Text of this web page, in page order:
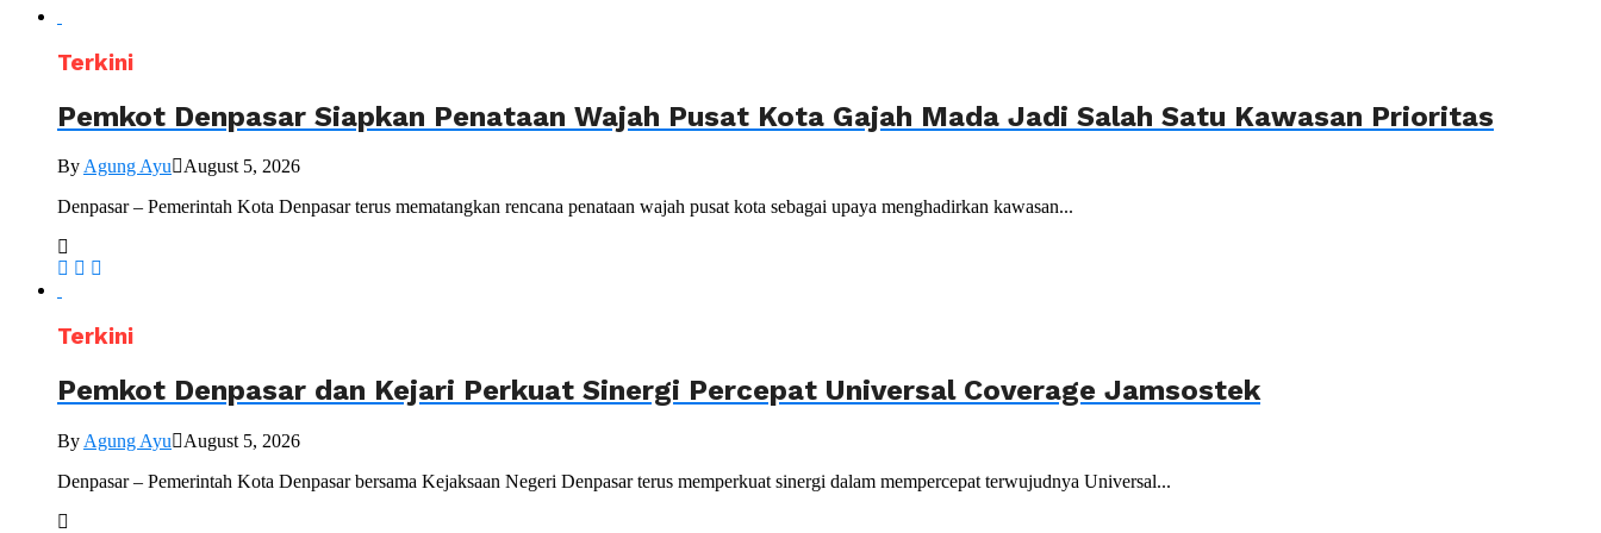
Terkini
Pemkot Denpasar Siapkan Penataan Wajah Pusat Kota Gajah Mada Jadi Salah Satu Kawasan Prioritas
ByAgung Ayu August 5, 2026
Denpasar – Pemerintah Kota Denpasar terus mematangkan rencana penataan wajah pusat kota sebagai upaya menghadirkan kawasan...
Terkini
Pemkot Denpasar dan Kejari Perkuat Sinergi Percepat Universal Coverage Jamsostek
By Agung Ayu
August 5, 2026
Denpasar – Pemerintah Kota Denpasar bersama Kejaksaan Negeri Denpasar terus memperkuat sinergi dalam mempercepat terwujudnya Universal...